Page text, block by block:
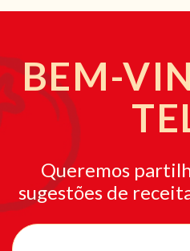
BEM-
Queremos
sugestões de